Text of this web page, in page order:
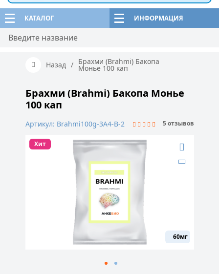
КАТАЛОГ ИНФОРМАЦИЯ
Назад / Брахми (Brahmi) Бакопа
Монье 100 кап
Брахми (Brahmi) Бакопа Монье
100 кап
Артикул: Brahmi100g-3A4-B-2 5 отзывов
60мг
Хит